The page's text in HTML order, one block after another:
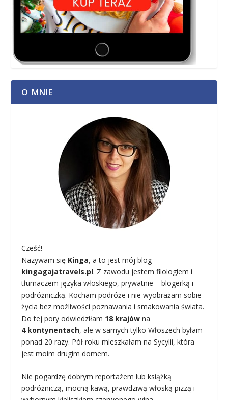
O MNIE
Cześć!
Nazywam się Kinga, a to jest mój blog
kingagajatravels.pl. Z zawodu jestem filologiem i
tłumaczem języka włoskiego, prywatnie – blogerką i
podróżniczką. Kocham podróże i nie wyobrażam sobie
życia bez możliwości poznawania i smakowania świata.
Do tej pory odwiedziłam 18 krajów na
4 kontynentach, ale w samych tylko Włoszech byłam
ponad 20 razy. Pół roku mieszkałam na Sycylii, która
jest moim drugim domem.
Nie pogardzę dobrym reportażem lub książką
podróżniczą, mocną kawą, prawdziwą włoską pizzą i